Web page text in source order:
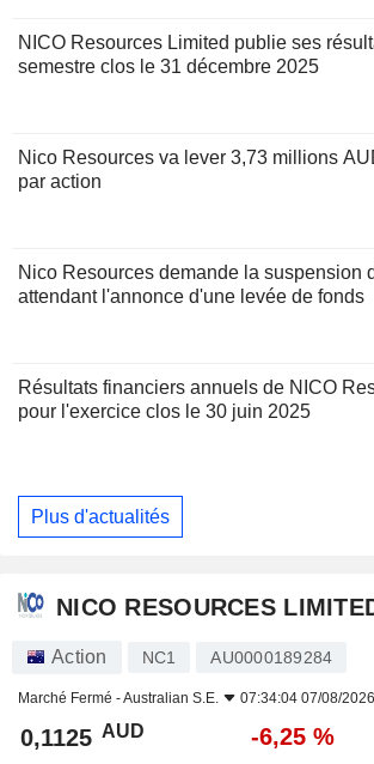
NICO Resources Limited publie ses
semestre clos le 31 décembre 2025
Nico Resources va lever 3,73 millions
par action
Nico Resources demande la suspension
attendant l'annonce d'une levée de fonds
Résultats financiers annuels de NICO
pour l'exercice clos le 30 juin 2025
Plus d'actualités
NICO RESOURCES
Action NC1 AU0000189284
Marché Fermé -Australian S.E. 07:34:04 07/08/2026
0,1125 AUD -6,25 %